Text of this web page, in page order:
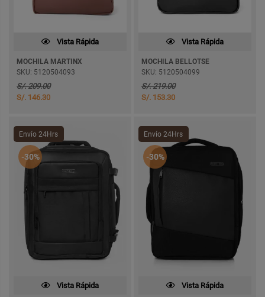
Vista Rápida
MOCHILA MARTINX
SKU: 5120504093
S/. 209.00
S/. 146.30
Vista Rápida
MOCHILA BELLOTSE
SKU: 5120504099
S/. 219.00
S/. 153.30
Envío 24Hrs
-30%
Vista Rápida
Envío 24Hrs
-30%
Vista Rápida